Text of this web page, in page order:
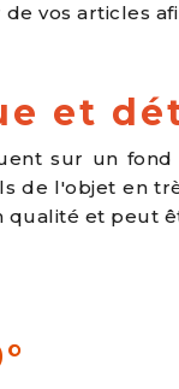
vos articles
et
sur un
de l'objet en
qualité et peut